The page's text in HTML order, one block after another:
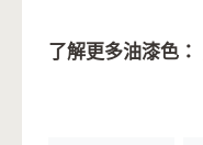
了解更多油漆色：